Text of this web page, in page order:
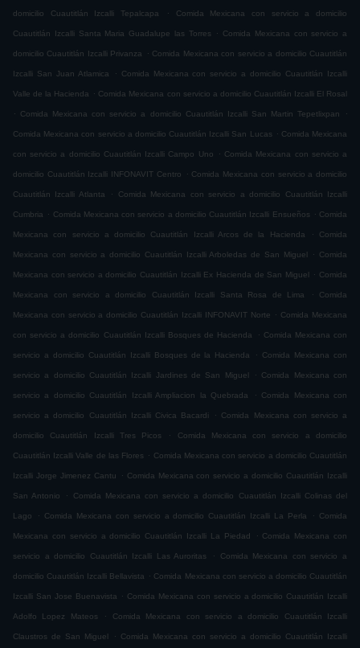
domicilio Cuautitlán Izcalli Tepalcapa . Comida Mexicana con servicio a domicilio
Cuautitlán Izcalli Santa Maria Guadalupe las Torres . Comida Mexicana con servicio a
domicilio Cuautitlán Izcalli Privanza . Comida Mexicana con servicio a domicilio Cuautitlán
Izcalli San Juan Atlamica . Comida Mexicana con servicio a domicilio Cuautitlán Izcalli
Valle de la Hacienda . Comida Mexicana con servicio a domicilio Cuautitlán Izcalli El Rosal
.
Comida Mexicana con servicio a domicilio Cuautitlán Izcalli San Martin Tepetlixpan .
Comida Mexicana con servicio a domicilio Cuautitlán Izcalli San Lucas . Comida Mexicana
con servicio a domicilio Cuautitlán Izcalli Campo Uno . Comida Mexicana con servicio a
domicilio Cuautitlán Izcalli INFONAVIT Centro . Comida Mexicana con servicio a domicilio
Cuautitlán Izcalli Atlanta . Comida Mexicana con servicio a domicilio Cuautitlán Izcalli
Cumbria . Comida Mexicana con servicio a domicilio Cuautitlán Izcalli Ensueños . Comida
Mexicana con servicio a domicilio Cuautitlán Izcalli Arcos de la Hacienda . Comida
Mexicana con servicio a domicilio Cuautitlán Izcalli Arboledas de San Miguel . Comida
Mexicana con servicio a domicilio Cuautitlán Izcalli Ex Hacienda de San Miguel . Comida
Mexicana con servicio a domicilio Cuautitlán Izcalli Santa Rosa de Lima . Comida
Mexicana con servicio a domicilio Cuautitlán Izcalli INFONAVIT Norte . Comida Mexicana
con servicio a domicilio Cuautitlán Izcalli Bosques de Hacienda . Comida Mexicana con
servicio a domicilio Cuautitlán Izcalli Bosques de la Hacienda . Comida Mexicana con
servicio a domicilio Cuautitlán Izcalli Jardines de San Miguel . Comida Mexicana con
servicio a domicilio Cuautitlán Izcalli Ampliacion la Quebrada . Comida Mexicana con
servicio a domicilio Cuautitlán Izcalli Civica Bacardi . Comida Mexicana con servicio a
domicilio Cuautitlán Izcalli Tres Picos . Comida Mexicana con servicio a domicilio
Cuautitlán Izcalli Valle de las Flores . Comida Mexicana con servicio a domicilio Cuautitlán
Izcalli Jorge Jimenez Cantu . Comida Mexicana con servicio a domicilio Cuautitlán Izcalli
San Antonio . Comida Mexicana con servicio a domicilio Cuautitlán Izcalli Colinas del
Lago . Comida Mexicana con servicio a domicilio Cuautitlán Izcalli La Perla . Comida
Mexicana con servicio a domicilio Cuautitlán Izcalli La Piedad . Comida Mexicana con
servicio a domicilio Cuautitlán Izcalli Las Auroritas . Comida Mexicana con servicio a
domicilio Cuautitlán Izcalli Bellavista . Comida Mexicana con servicio a domicilio Cuautitlán
Izcalli San Jose Buenavista . Comida Mexicana con servicio a domicilio Cuautitlán Izcalli
Adolfo Lopez Mateos . Comida Mexicana con servicio a domicilio Cuautitlán Izcalli
Claustros de San Miguel . Comida Mexicana con servicio a domicilio Cuautitlán Izcalli